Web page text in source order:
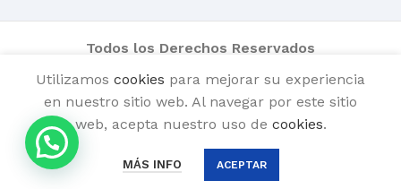
Todos los Derechos Reservados
Utilizamos cookies para mejorar su experiencia
en nuestro sitio web. Al navegar por este sitio
web, acepta nuestro uso de cookies.
MÁS INFO ACEPTAR
Normandia
$1.00
Lista de deseos